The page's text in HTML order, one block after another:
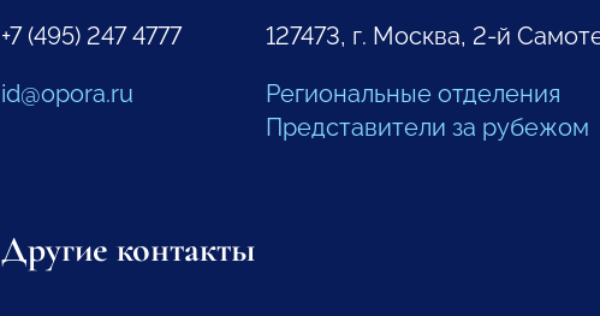
+7 (495) 247 4777
id@opora.ru
127473, г. Москва, 2-й
Региональные отделения
Представители за рубежом
Другие контакты